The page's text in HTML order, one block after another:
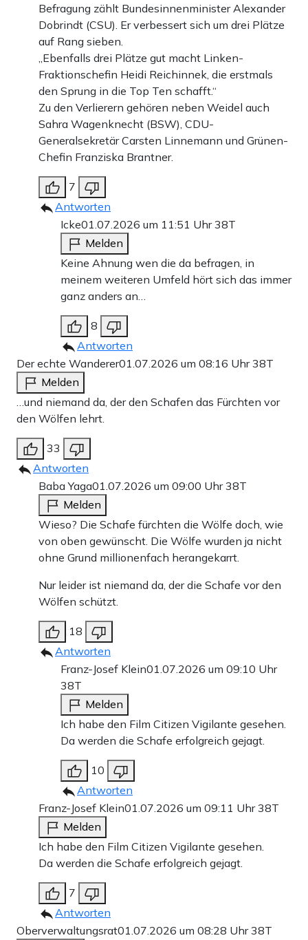
Befragung zählt Bundesinnenminister Alexander
Dobrindt (CSU). Er verbessert sich um drei Plätze
auf Rang sieben.
„Ebenfalls drei Plätze gut macht Linken-
Fraktionschefin Heidi Reichinnek, die erstmals
den Sprung in die Top Ten schafft.“
Zu den Verlierern gehören neben Weidel auch
Sahra Wagenknecht (BSW), CDU-
Generalsekretär Carsten Linnemann und Grünen-
Chefin Franziska Brantner.
7
Antworten
Icke01.07.2026 um 11:51 Uhr38T
Melden
Keine Ahnung wen die da befragen, in
meinem weiteren Umfeld hört sich das immer
ganz anders an…
8
Antworten
Der echte Wanderer01.07.2026 um 08:16 Uhr38T
Melden
…und niemand da, der den Schafen das Fürchten vor
den Wölfen lehrt.
33
Antworten
Baba Yaga01.07.2026 um 09:00 Uhr38T
Melden
Wieso? Die Schafe fürchten die Wölfe doch, wie
von oben gewünscht. Die Wölfe wurden ja nicht
ohne Grund millionenfach herangekarrt.
Nur leider ist niemand da, der die Schafe vor den
Wölfen schützt.
18
Antworten
Franz-Josef Klein01.07.2026 um 09:10 Uhr
38T
Melden
Ich habe den Film Citizen Vigilante gesehen.
Da werden die Schafe erfolgreich gejagt.
10
Antworten
Franz-Josef Klein01.07.2026 um 09:11 Uhr38T
Melden
Ich habe den Film Citizen Vigilante gesehen.
Da werden die Schafe erfolgreich gejagt.
7
Antworten
Oberverwaltungsrat01.07.2026 um 08:28 Uhr38T